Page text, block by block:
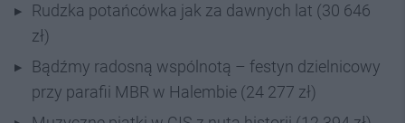
Rudzka potańcówka jak za dawnych lat (30 646
zł)
Bądźmy radosną wspólnotą – festyn dzielnicowy
przy parafii MBR w Halembie (24 277 zł)